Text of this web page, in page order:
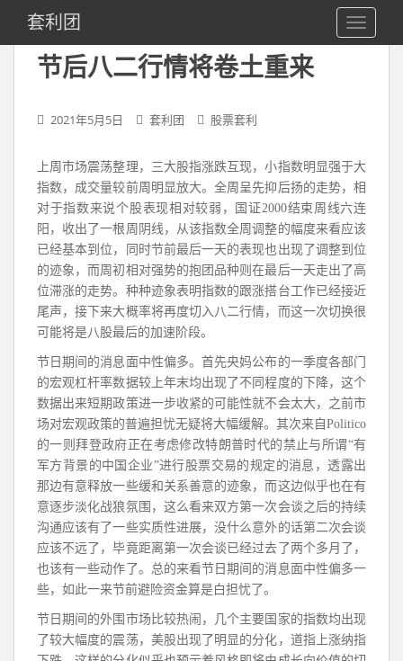
i
套利团
节后八二行情将卷土重来
2021年5月5日 套利团 股票套利
上周市场震荡整理，三大股指涨跌互现，小指数明显强于大
指数，成交量较前周明显放大。全周呈先抑后扬的走势，相
对于指数来说个股表现相对较弱，国证2000结束周线六连
阳，收出了一根周阴线，从该指数全周调整的幅度来看应该
已经基本到位，同时节前最后一天的表现也出现了调整到位
的迹象，而周初相对强势的抱团品种则在最后一天走出了高
位滞涨的走势。种种迹象表明指数的跟涨搭台工作已经接近
尾声，接下来大概率将再度切入八二行情，而这一次切换很
可能将是八股最后的加速阶段。
节日期间的消息面中性偏多。首先央妈公布的一季度各部门
的宏观杠杆率数据较上年末均出现了不同程度的下降，这个
数据出来短期政策进一步收紧的可能性就不会太大，之前市
场对宏观政策的普遍担忧无疑将大幅缓解。其次来自Politico
的一则拜登政府正在考虑修改特朗普时代的禁止与所谓“有
军方背景的中国企业”进行股票交易的规定的消息，透露出
那边有意释放一些缓和关系善意的迹象，而这边似乎也在有
意逐步淡化战狼氛围，这么看来双方第一次会谈之后的持续
沟通应该有了一些实质性进展，没什么意外的话第二次会谈
应该不远了，毕竟距离第一次会谈已经过去了两个多月了，
也该有一些动作了。总的来看节日期间的消息面中性偏多一
些，如此一来节前避险资金算是白担忧了。
节日期间的外围市场比较热闹，几个主要国家的指数均出现
了较大幅度的震荡，美股出现了明显的分化，道指上涨纳指